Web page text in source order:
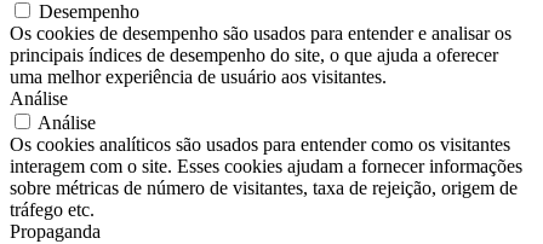
Desempenho
Os cookies de desempenho são usados ​​para entender e analisar os
principais índices de desempenho do site, o que ajuda a oferecer
uma melhor experiência de usuário aos visitantes.
Análise
Análise
Os cookies analíticos são usados ​​para entender como os visitantes
interagem com o site. Esses cookies ajudam a fornecer informações
sobre métricas de número de visitantes, taxa de rejeição, origem de
tráfego etc.
Propaganda